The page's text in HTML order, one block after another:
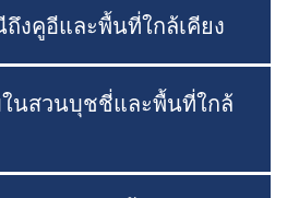
งคูอีและพื้นที่ใกล้เคียง
นสวนบุชชี่และพื้นที่ใกล้